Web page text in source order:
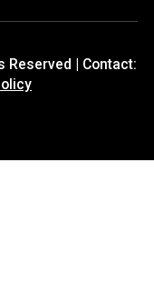
Reserved | Contact: